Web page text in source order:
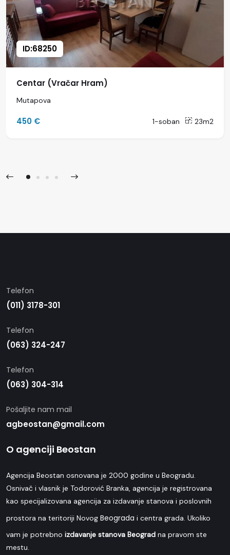
ID:68250
Centar (Vračar Hram)
Mutapova
450 € 1-soban 23m2
Telefon
(011) 3178-301
Telefon
(063) 324-247
Telefon
(063) 304-314
Pošaljite nam mail
agbeostan@gmail.com
O agenciji Beostan
Agencija Beostan osnovana je 2000 godine u Beogradu.
Osnivač i vlasnik je Todorović Branka, agencija je registrovana
kao specijalizovana agencija za izdavanje stanova i poslovnih
prostora na teritoriji Novog Beograda i centra grada. Ukoliko
vam je potrebno izdavanje stanova Beograd na pravom ste
mestu.